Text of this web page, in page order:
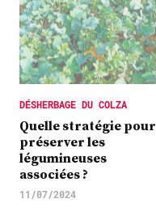
DÉSHERBAGE DU COLZA
Quelle stratégie pour
préserver les
légumineuses
associées ?
11/07/2024